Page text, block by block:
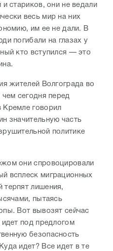
стариков, они не ведали
весь мир на них
им ее не дали. В
погибали на глазах у
кто вступился — это
жителей Волгограда во
сегодня перед
Кремле говорил
значительную часть
политике
они спровоцировали
всплеск миграционных
лишения,
пытаясь
Вот вывозят сейчас
под предлогом
безопасность
идет? Все идет в те